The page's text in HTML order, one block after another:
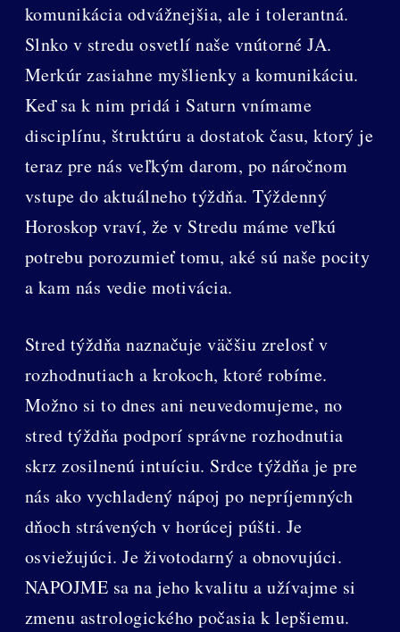
komunikácia odvážnejšia, ale i tolerantná.
Slnko v stredu osvetlí naše vnútorné JA.
Merkúr zasiahne myšlienky a komunikáciu.
Keď sa k nim pridá i Saturn vnímame
disciplínu, štruktúru a dostatok času, ktorý je
teraz pre nás veľkým darom, po náročnom
vstupe do aktuálneho týždňa. Týždenný
Horoskop vraví, že v Stredu máme veľkú
potrebu porozumieť tomu, aké sú naše pocity
a kam nás vedie motivácia.
Stred týždňa naznačuje väčšiu zrelosť v
rozhodnutiach a krokoch, ktoré robíme.
Možno si to dnes ani neuvedomujeme, no
stred týždňa podporí správne rozhodnutia
skrz zosilnenú intuíciu. Srdce týždňa je pre
nás ako vychladený nápoj po nepríjemných
dňoch strávených v horúcej púšti. Je
osviežujúci. Je životodarný a obnovujúci.
NAPOJME sa na jeho kvalitu a užívajme si
zmenu astrologického počasia k lepšiemu.